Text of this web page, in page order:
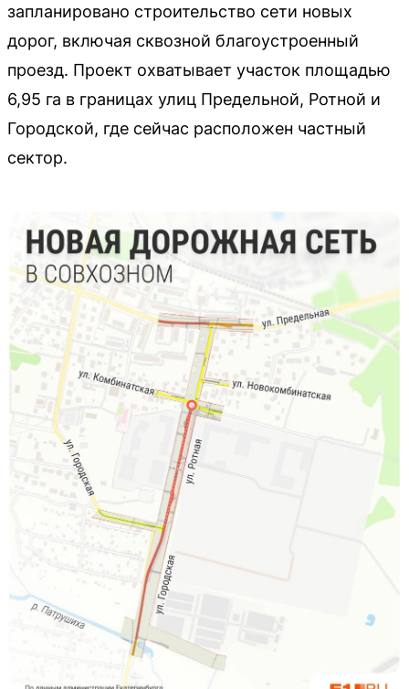
запланировано строительство сети новых
дорог, включая сквозной благоустроенный
проезд. Проект охватывает участок площадью
6,95 га в границах улиц Предельной, Ротной и
Городской, где сейчас расположен частный
сектор.